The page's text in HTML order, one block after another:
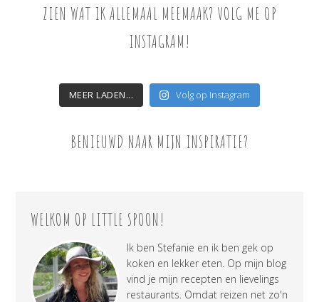
ZIEN WAT IK ALLEMAAL MEEMAAK? VOLG ME OP
INSTAGRAM!
MEER LADEN... Volg op Instagram
BENIEUWD NAAR MIJN INSPIRATIE?
WELKOM OP LITTLE SPOON!
Ik ben Stefanie en ik ben gek op
koken en lekker eten. Op mijn blog
vind je mijn recepten en lievelings
restaurants. Omdat reizen net zo'n